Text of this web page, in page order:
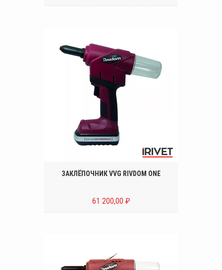
Аккумуляторный инструмент для
установки вытяжных заклёпок
диаметром от Ø 2.4 до 5.0 mm
ЗАКЛЁПОЧНИК VVG RIVDOM ONE
61 200,00 ₽